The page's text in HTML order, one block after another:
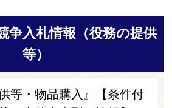
争入札情報（役務の提供
等）
等・物品購入』【条件付